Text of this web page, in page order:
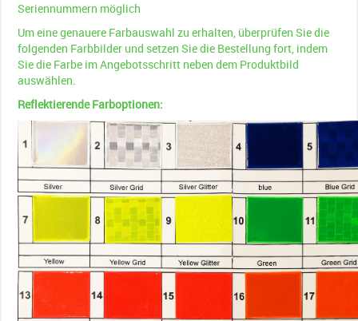
Seriennummern möglich
Um eine genauere Farbauswahl zu erhalten, überprüfen Sie die
folgenden Farbbilder und setzen Sie die Bestellung fort, indem
Sie die Farbe im Angebotsschritt neben dem Produktbild
auswählen.
Reflektierende Farboptionen: